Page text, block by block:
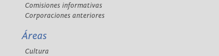
Comisiones informativas
Corporaciones anteriores
Áreas
Cultura